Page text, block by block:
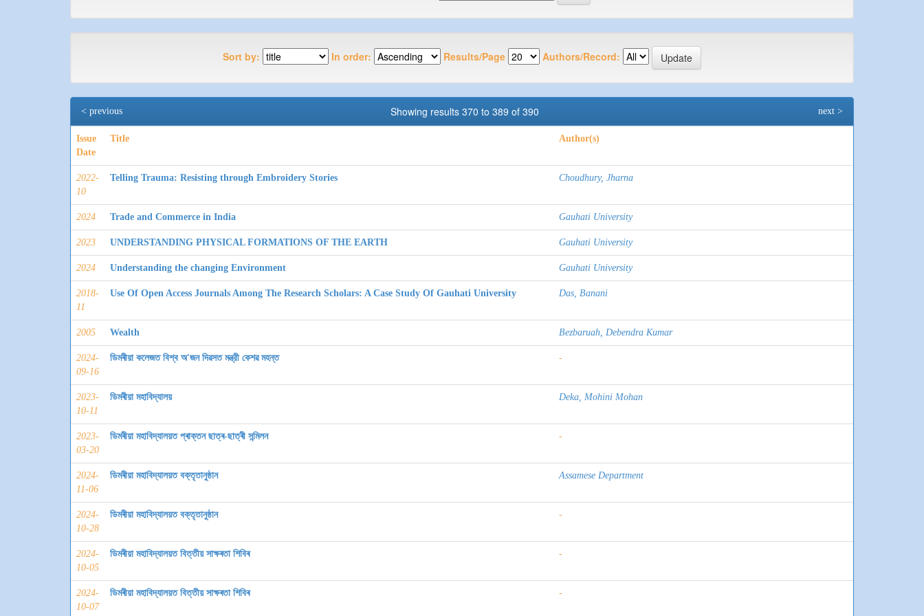
Sort by: In order: Results/Page Authors/Record:
Showing results 370 to 389 of 390
< previous next >
Issue
Date
Title Author(s)
2022-
10
Telling Trauma: Resisting through Embroidery Stories Choudhury, Jharna
2024 Trade and Commerce in India Gauhati University
2023 UNDERSTANDING PHYSICAL FORMATIONS OF THE EARTH Gauhati University
2024 Understanding the changing Environment Gauhati University
2018-
11
Use Of Open Access Journals Among The Research Scholars: A Case Study Of Gauhati University Das, Banani
2005 Wealth Bezbaruah, Debendra Kumar
2024-
09-16
ডিমৰীয়া কলেজত বিশ্ব অ'জন দিৱসত মন্ত্রী কেশৱ মহন্ত -
2023-
10-11
ডিমৰীয়া মহাবিদ্যালয় Deka, Mohini Mohan
2023-
03-20
ডিমৰীয়া মহাবিদ্যালয়ত প্ৰাক্তন ছাত্ৰ-ছাত্ৰী সন্মিলন -
2024-
11-06
ডিমৰীয়া মহাবিদ্যালয়ত বক্তৃতানুষ্ঠান Assamese Department
2024-
10-28
ডিমৰীয়া মহাবিদ্যালয়ত বক্তৃতানুষ্ঠান -
2024-
10-05
ডিমৰীয়া মহাবিদ্যালয়ত বিত্তীয় সাক্ষৰতা শিবিৰ -
2024-
10-07
ডিমৰীয়া মহাবিদ্যালয়ত বিত্তীয় সাক্ষৰতা শিবিৰ -